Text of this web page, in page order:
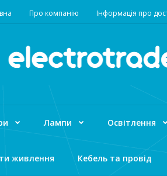
Про компанію Інформація про
Лампи Освітлення
живлення Кебель та провід